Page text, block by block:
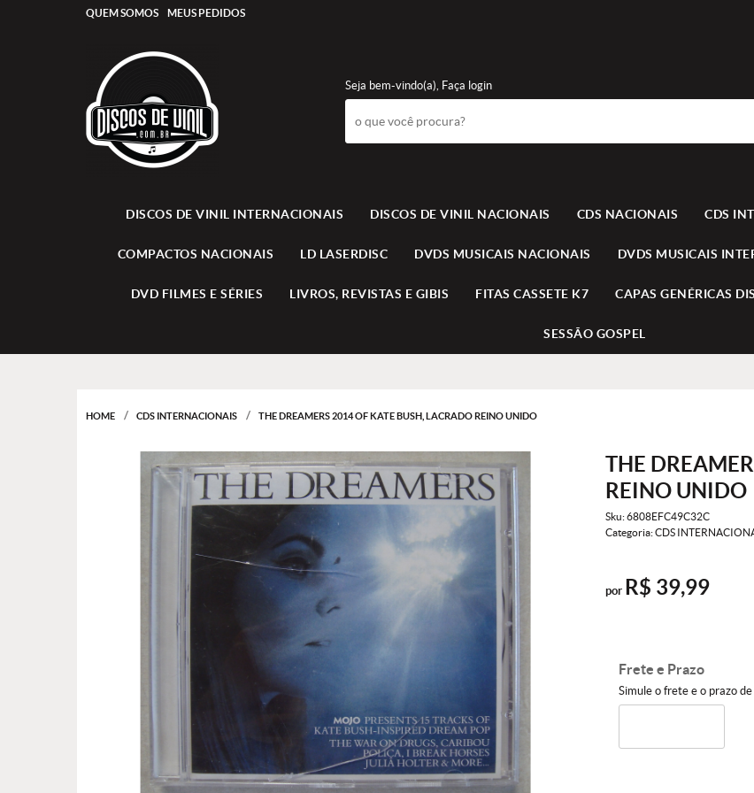
QUEM SOMOS MEUS PEDIDOS
Seja bem-vindo(a), Faça login
DISCOS DE VINIL INTERNACIONAIS DISCOS DE VINIL NACIONAIS CDS NACIONAIS CDS
COMPACTOS NACIONAIS LD LASERDISC DVDS MUSICAIS NACIONAIS DVDS MUSICAIS
DVD FILMES E SÉRIES LIVROS, REVISTAS E GIBIS FITAS CASSETE K7 CAPAS GENÉRICAS
SESSÃO GOSPEL
HOME CDS INTERNACIONAIS THE DREAMERS 2014 OF KATE BUSH, LACRADO REINO UNIDO
THE
REINO UNIDO
Sku:6808EFC49C32C
Categoria:CDS
por R$ 39,99
Frete e Prazo
Simule o frete e o prazo